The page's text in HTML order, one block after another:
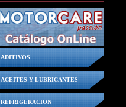
ADITIVOS
ACEITES Y LUBRICANTES
REFRIGERACION